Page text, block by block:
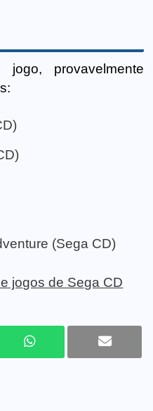
provavelmente
(Sega CD)
jogos de Sega CD